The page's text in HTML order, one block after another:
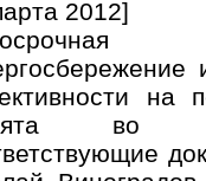
2012]
на
во